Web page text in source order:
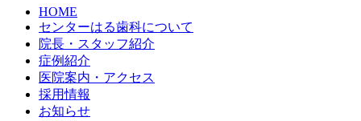
HOME
センターはる歯科について
院長・スタッフ紹介
症例紹介
医院案内・アクセス
採用情報
お知らせ